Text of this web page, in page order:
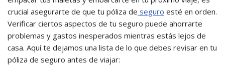
crucial asegurarte de que tu póliza de seguro esté en orden.
Verificar ciertos aspectos de tu seguro puede ahorrarte
problemas y gastos inesperados mientras estás lejos de
casa. Aquí te dejamos una lista de lo que debes revisar en tu
póliza de seguro antes de viajar: